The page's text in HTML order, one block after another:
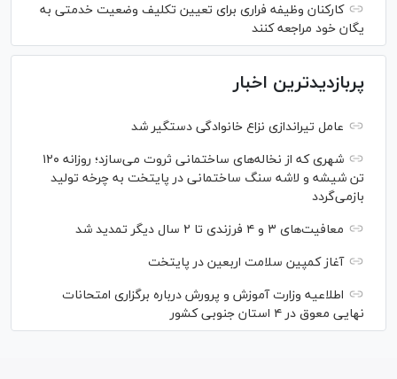
کارکنان وظیفه فراری برای تعیین تکلیف وضعیت خدمتی به
یگان خود مراجعه کنند
پربازدیدترین اخبار
عامل تیراندازی نزاع خانوادگی دستگیر شد
شهری که از نخاله‌های ساختمانی ثروت می‌سازد؛ روزانه ۱۲۰
تن شیشه و لاشه سنگ ساختمانی در پایتخت به چرخه تولید
بازمی‌گردد
معافیت‌های ۳ و ۴ فرزندی تا ۲ سال دیگر تمدید شد
آغاز کمپین سلامت اربعین در پایتخت
اطلاعیه وزارت آموزش و پرورش درباره برگزاری امتحانات
نهایی معوق در ۴ استان جنوبی کشور